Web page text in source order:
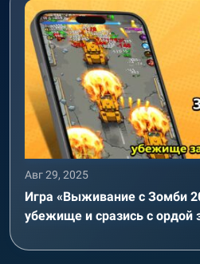
Авг 29, 2025
Игра «Выживание с Зомби
убежище и сразись с ордой